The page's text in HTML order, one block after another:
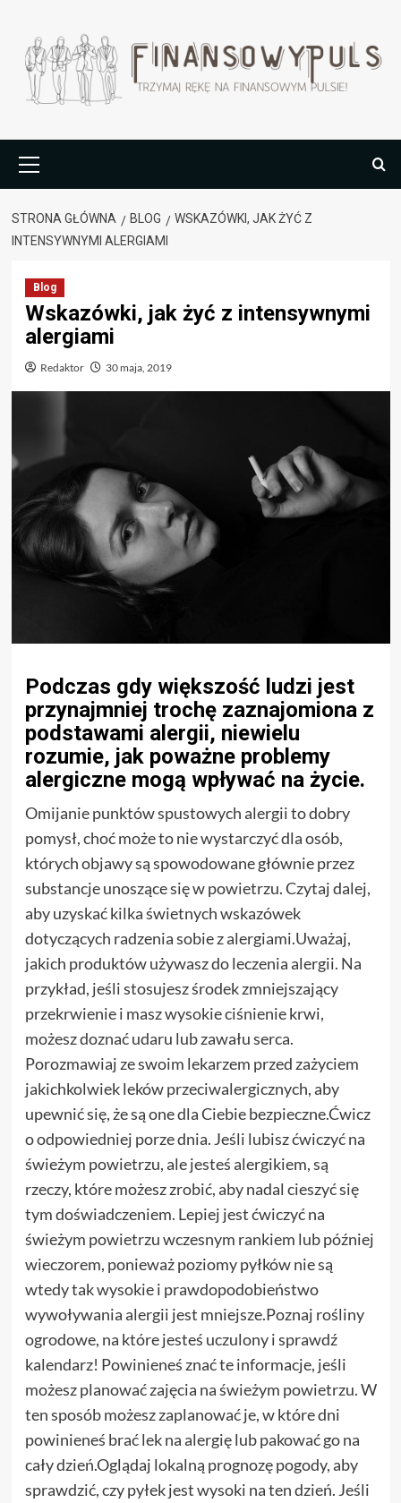
treści
główne
STRONA GŁÓWNA BLOG
WSKAZÓWKI, JAK ŻYĆ Z
INTENSYWNYMI ALERGIAMI
Blog
Wskazówki, jak żyć z intensywnymi
alergiami
Redaktor 30 maja, 2019
Podczas gdy większość ludzi jest
przynajmniej trochę zaznajomiona z
podstawami alergii, niewielu
rozumie, jak poważne problemy
alergiczne mogą wpływać na życie.
Omijanie punktów spustowych alergii to dobry
pomysł, choć może to nie wystarczyć dla osób,
których objawy są spowodowane głównie przez
substancje unoszące się w powietrzu. Czytaj dalej,
aby uzyskać kilka świetnych wskazówek
dotyczących radzenia sobie z alergiami.Uważaj,
jakich produktów używasz do leczenia alergii. Na
przykład, jeśli stosujesz środek zmniejszający
przekrwienie i masz wysokie ciśnienie krwi,
możesz doznać udaru lub zawału serca.
Porozmawiaj ze swoim lekarzem przed zażyciem
jakichkolwiek leków przeciwalergicznych, aby
upewnić się, że są one dla Ciebie bezpieczne.Ćwicz
o odpowiedniej porze dnia. Jeśli lubisz ćwiczyć na
świeżym powietrzu, ale jesteś alergikiem, są
rzeczy, które możesz zrobić, aby nadal cieszyć się
tym doświadczeniem. Lepiej jest ćwiczyć na
świeżym powietrzu wczesnym rankiem lub później
wieczorem, ponieważ poziomy pyłków nie są
wtedy tak wysokie i prawdopodobieństwo
wywoływania alergii jest mniejsze.Poznaj rośliny
ogrodowe, na które jesteś uczulony i sprawdź
kalendarz! Powinieneś znać te informacje, jeśli
możesz planować zajęcia na świeżym powietrzu. W
ten sposób możesz zaplanować je, w które dni
powinieneś brać lek na alergię lub pakować go na
cały dzień.Oglądaj lokalną prognozę pogody, aby
sprawdzić, czy pyłek jest wysoki na ten dzień. Jeśli